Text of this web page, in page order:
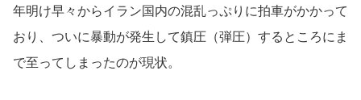
年明け早々からイラン国内の混乱っぷりに拍車がかかって
おり、ついに暴動が発生して鎮圧（弾圧）するところにま
で至ってしまったのが現状。